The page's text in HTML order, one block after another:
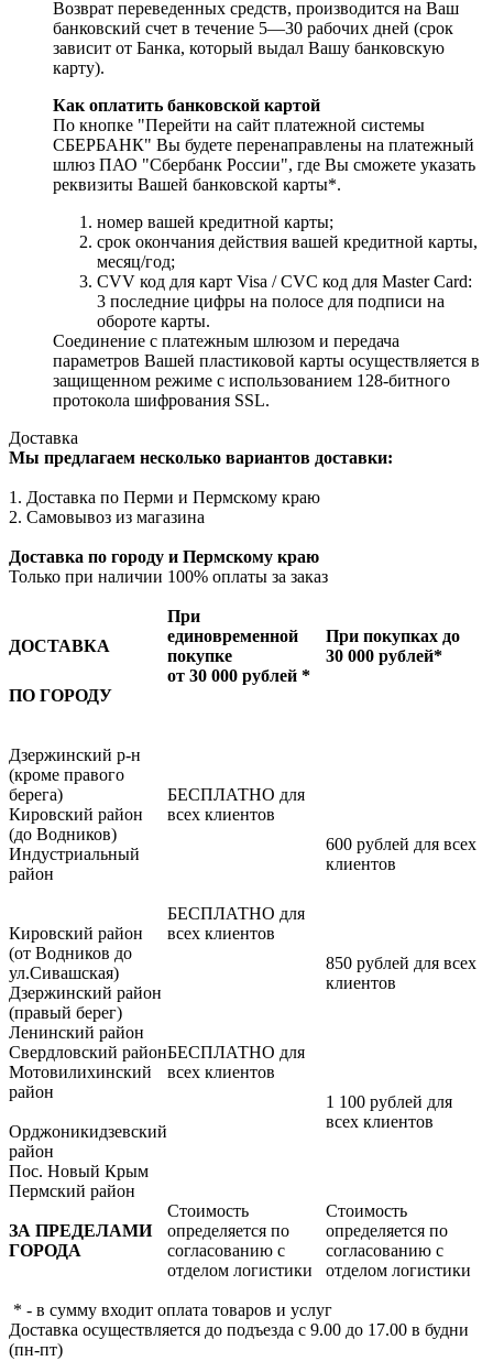
Возврат переведенных средств, производится на Ваш
банковский счет в течение 5—30 рабочих дней (срок
зависит от Банка, который выдал Вашу банковскую
карту).
Как оплатить банковской картой
По кнопке "Перейти на сайт платежной системы
СБЕРБАНК" Вы будете перенаправлены на платежный
шлюз ПАО "Сбербанк России", где Вы сможете указать
реквизиты Вашей банковской карты*.
номер вашей кредитной карты;
cрок окончания действия вашей кредитной карты,
месяц/год;
CVV код для карт Visa / CVC код для Master Card:
3 последние цифры на полосе для подписи на
обороте карты.
Соединение с платежным шлюзом и передача
параметров Вашей пластиковой карты осуществляется в
защищенном режиме с использованием 128-битного
протокола шифрования SSL.
Доставка
Мы предлагаем несколько вариантов доставки:
1. Доставка по Перми и Пермскому краю
2. Самовывоз из магазина
Доставка по городу и Пермскому краю
Только при наличии 100% оплаты за заказ
ДОСТАВКА
При
единовременной
покупке
от 30 000 рублей *
При покупках до
30 000 рублей*
ПО ГОРОДУ
Дзержинский р-н
(кроме правого
берега)
Кировский район
(до Водников)
Индустриальный
район
Кировский район
(от Водников до
ул.Сивашская)
Дзержинский район
(правый берег)
Ленинский район
Свердловский район
Мотовилихинский
район
Орджоникидзевский
район
Пос. Новый Крым
Пермский район
БЕСПЛАТНО для
всех клиентов
БЕСПЛАТНО для
всех клиентов
БЕСПЛАТНО для
всех клиентов
600 рублей для всех
клиентов
850 рублей для всех
клиентов
1 100 рублей для
всех клиентов
ЗА ПРЕДЕЛАМИ
ГОРОДА
Стоимость
определяется по
согласованию с
отделом логистики
Стоимость
определяется по
согласованию с
отделом логистики
* - в сумму входит оплата товаров и услуг
Доставка осуществляется до подъезда с 9.00 до 17.00 в будни
(пн-пт)